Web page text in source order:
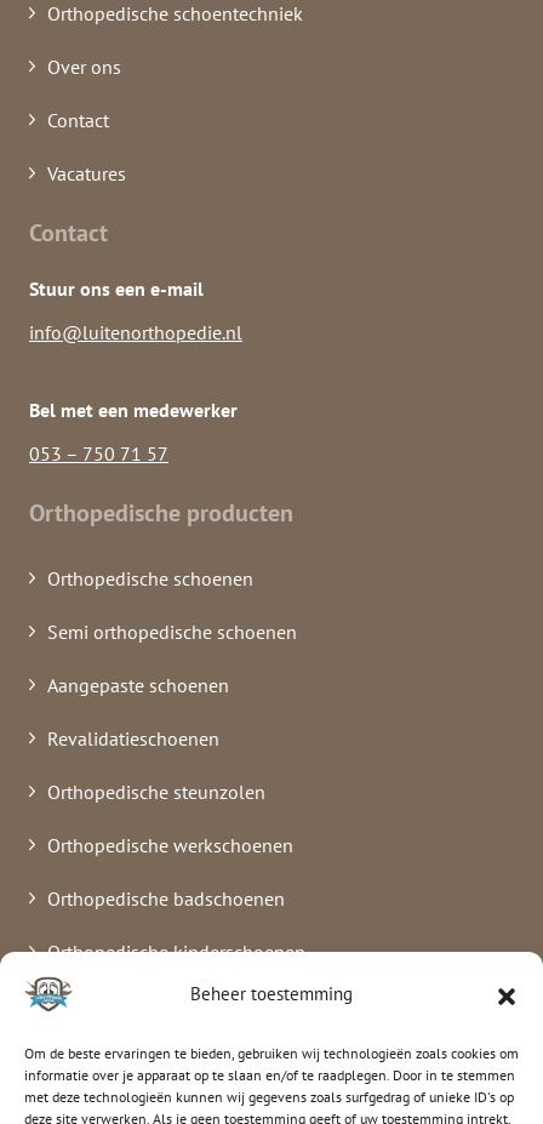
Beheer toestemming
Om de beste ervaringen te bieden, gebruiken wij technologieën zoals cookies om
informatie over je apparaat op te slaan en/of te raadplegen. Door in te stemmen
met deze technologieën kunnen wij gegevens zoals surfgedrag of unieke ID's op
deze site verwerken. Als je geen toestemming geeft of uw toestemming intrekt,
Orthopedische schoentechniek
Over ons
Contact
Vacatures
Contact
Stuur ons een e-mail
info@luitenorthopedie.nl
Bel met een medewerker
053 – 750 71 57
Orthopedische producten
Orthopedische schoenen
Semi orthopedische schoenen
Aangepaste schoenen
Revalidatieschoenen
Orthopedische steunzolen
Orthopedische werkschoenen
Orthopedische badschoenen
Orthopedische kinderschoenen
Verbandschoenen
luitenorthopedie